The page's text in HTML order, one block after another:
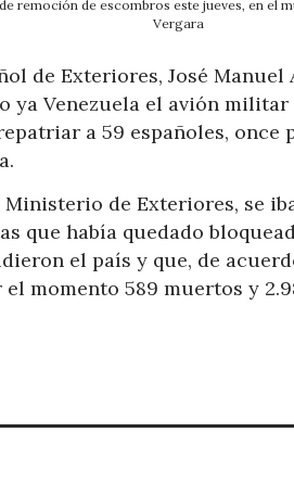
remoción de escombros este jueves, en el
Vergara
de Exteriores, José
ya Venezuela el avión
a 59 españoles, once
de Exteriores, se
que había quedado
el país y que, de
momento 589 muertos y